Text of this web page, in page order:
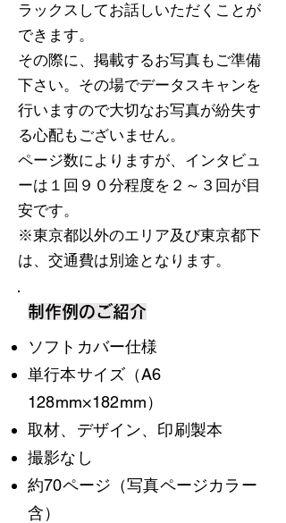
ラックスしてお話しいただくことが
できます。
その際に、掲載するお写真もご準備
下さい。その場でデータスキャンを
行いますので大切なお写真が紛失す
る心配もございません。
ページ数によりますが、インタビュ
ーは１回９０分程度を２～３回が目
安です。
※東京都以外のエリア及び東京都下
は、交通費は別途となります。
制作例のご紹介
ソフトカバー仕様
​単行本サイズ（A6
128mm×182mm）
取材、デザイン、印刷製本
​撮影なし
約70ページ（写真ページカラー
含）